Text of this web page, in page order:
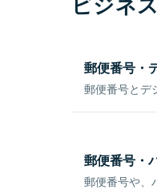
郵便番号・
郵便番号とデ
郵便番号・
郵便番号や、